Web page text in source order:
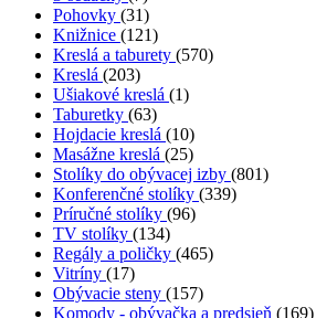
Pohovky (31)
Knižnice (121)
Kreslá a taburety (570)
Kreslá (203)
Ušiakové kreslá (1)
Taburetky (63)
Hojdacie kreslá (10)
Masážne kreslá (25)
Stolíky do obývacej izby (801)
Konferenčné stolíky (339)
Príručné stolíky (96)
TV stolíky (134)
Regály a poličky (465)
Vitríny (17)
Obývacie steny (157)
Komody - obývačka a predsieň (169)